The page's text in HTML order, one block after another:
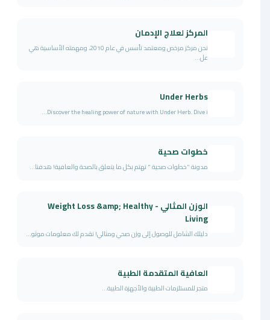
المركز لعلاج الإدمان
نحن مركز مرخص ومعتمد تأسس في عام 2010، ومهمته الأساسية هي
عل...
Under Herbs
Discover the healing power of nature with Under Herb. Dive i...
خطوات صحية
مدونة "خطوات صحية " تهتم بكل ما يتعلق بالصحة والعافية! هدفنا...
الوزن المثالي - Weight Loss &amp; Healthy
Living
دليلك الشامل للوصول إلى وزن صحي ومثالي! نقدم لك معلومات موثو...
العافية المتقدمة الطبية
متجر للمستلزمات الطبية والأجهزة الطبية...